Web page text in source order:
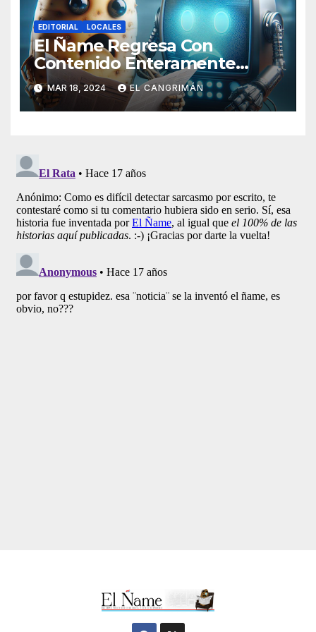
EDITORIAL LOCALES
El Ñame Regresa Con
Contenido Enteramente
Generado Por Inteligencia
Artificial
MAR 18, 2024 EL CANGRIMÁN